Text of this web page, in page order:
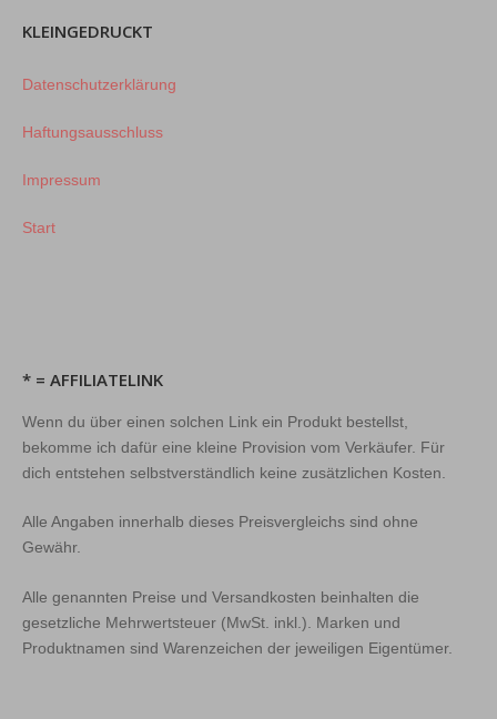
KLEINGEDRUCKT
Datenschutzerklärung
Haftungsausschluss
Impressum
Start
* = AFFILIATELINK
Wenn du über einen solchen Link ein Produkt bestellst,
bekomme ich dafür eine kleine Provision vom Verkäufer. Für
dich entstehen selbstverständlich keine zusätzlichen Kosten.
Alle Angaben innerhalb dieses Preisvergleichs sind ohne
Gewähr.
Alle genannten Preise und Versandkosten beinhalten die
gesetzliche Mehrwertsteuer (MwSt. inkl.). Marken und
Produktnamen sind Warenzeichen der jeweiligen Eigentümer.